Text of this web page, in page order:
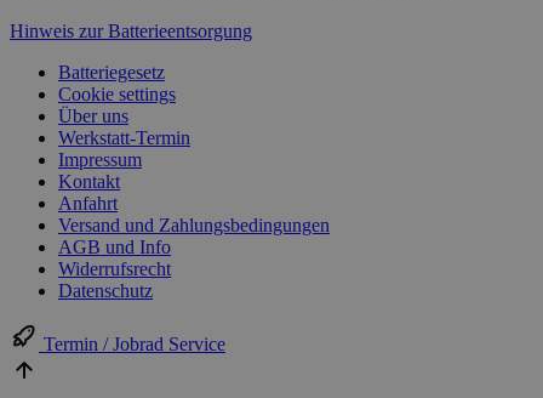
Hinweis zur Batterieentsorgung
Batteriegesetz
Cookie settings
Über uns
Werkstatt-Termin
Impressum
Kontakt
Anfahrt
Versand und Zahlungsbedingungen
AGB und Info
Widerrufsrecht
Datenschutz
Termin / Jobrad Service